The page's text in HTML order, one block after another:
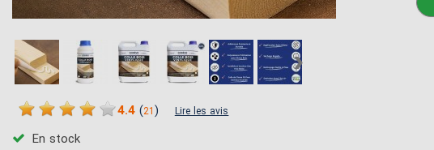
›
4.4 (21 ) Lire les avis
En stock